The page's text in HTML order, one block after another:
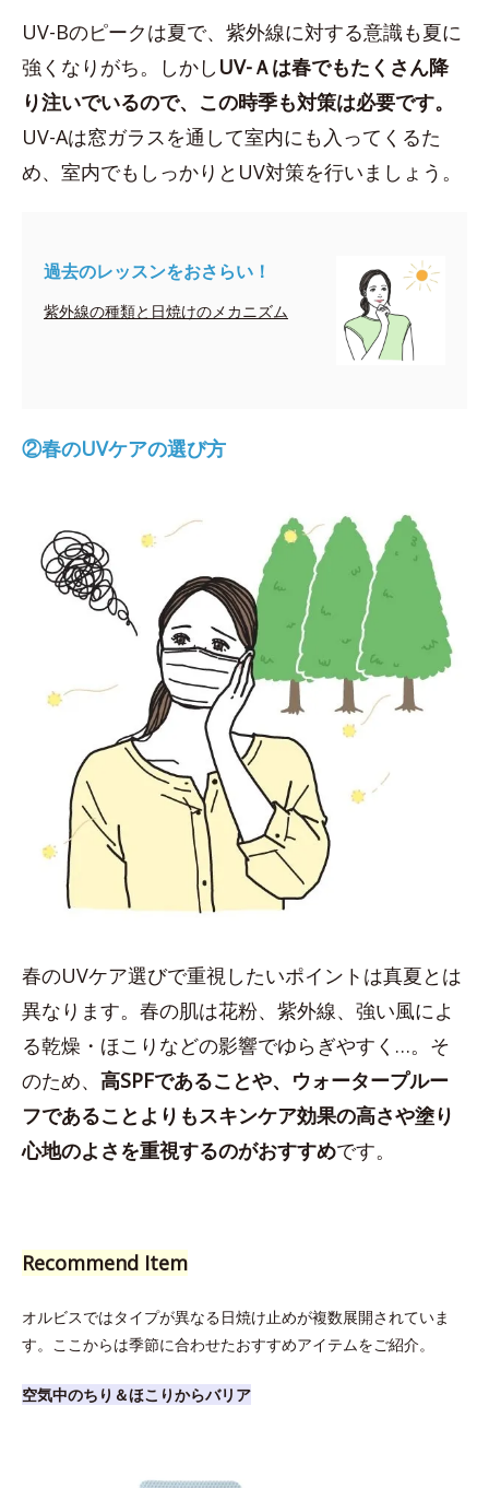
UV-Bのピークは夏で、紫外線に対する意識も夏に
強くなりがち。しかし UV-Ａは春でもたくさん降
り注いでいるので、この時季も対策は必要です。
UV-Aは窓ガラスを通して室内にも入ってくるた
め、室内でもしっかりとUV対策を行いましょう。
過去のレッスンをおさらい！
紫外線の種類と日焼けのメカニズム
②春のUVケアの選び方
春のUVケア選びで重視したいポイントは真夏とは
異なります。春の肌は花粉、紫外線、強い風によ
る乾燥・ほこりなどの影響でゆらぎやすく…。そ
のため、 高SPFであることや、ウォータープルー
フであることよりもスキンケア効果の高さや塗り
心地のよさを重視するのがおすすめです。
Recommend Item
オルビスではタイプが異なる日焼け止めが複数展開されていま
す。ここからは季節に合わせたおすすめアイテムをご紹介。
空気中のちり＆ほこりからバリア